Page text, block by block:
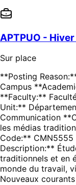
APTPUO -
Sur place
**Posting
Campus
**Faculty:**
Unit:**
Communication
les médias
Code:**
Description:**
traditionnels et en
monde du travail,
Nouveaux